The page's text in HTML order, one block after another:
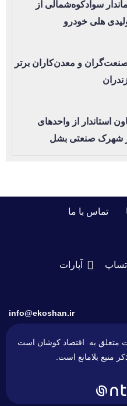
سوادکوه‌شمالی از
هلی خودرو
صنعت‌گران و معدن‌کاران برتر
استاندار از واحدهای
شهرک صنعتی بشل
تماس با ما
آپارات
info@ekoshan.ir
متعلق به اقتصاد کوشان است
منبع بلامانع است.